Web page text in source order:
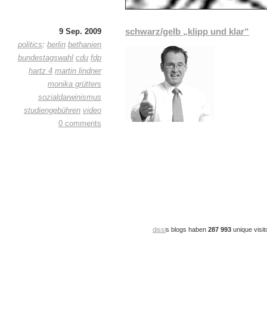
9 Sep. 2009
politics: berlin bethanien
bundestagswahl cdu fdp
hartz 4 martin lindner
monika grütters
sozialdarwinismus
studiengebühren video
0 comments
schwarz/gelb „klipp und klar“
dissis blogs haben 287 993 unique